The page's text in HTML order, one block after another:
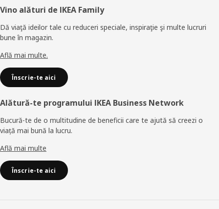
Subsol
Vino alături de IKEA Family
Dă viaţă ideilor tale cu reduceri speciale, inspiraţie şi multe lucruri
bune în magazin.
Află mai multe.
Înscrie-te aici
Alătură-te programului IKEA Business Network
Bucură-te de o multitudine de beneficii care te ajută să creezi o
viață mai bună la lucru.
Află mai multe
Înscrie-te aici